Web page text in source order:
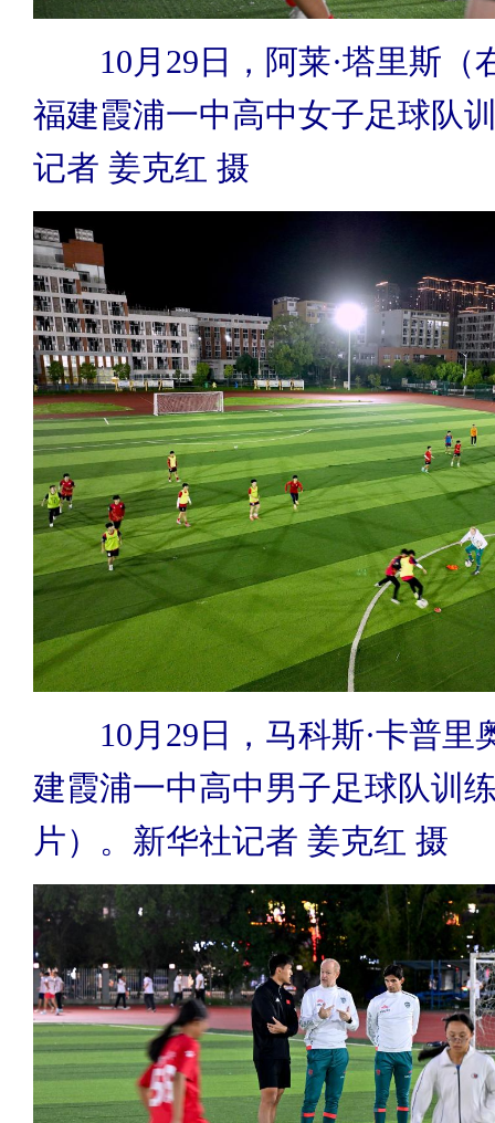
10月29日，阿莱·塔里斯（
福建霞浦一中高中女子足球队
记者 姜克红 摄
10月29日，马科斯·卡普里
建霞浦一中高中男子足球队训
片）。新华社记者 姜克红 摄